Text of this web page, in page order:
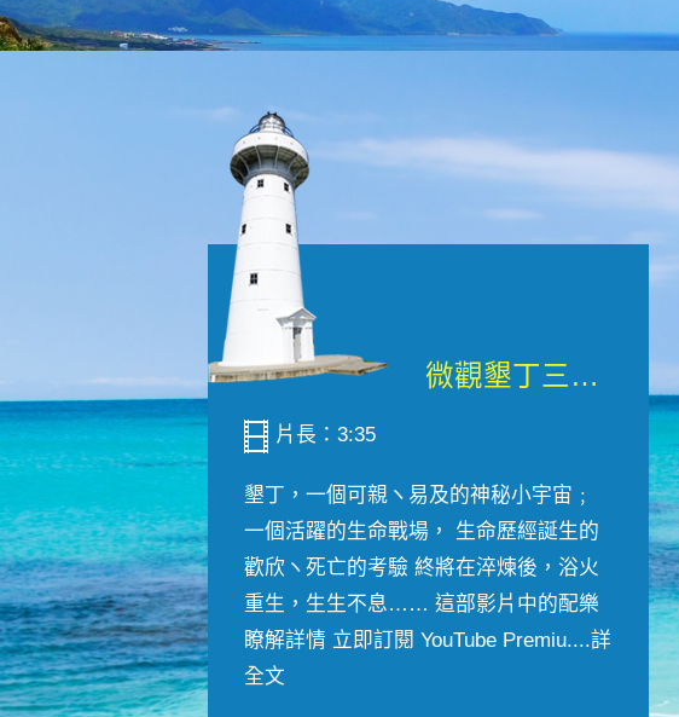
微觀墾丁三部曲 重生....
片長：3:35
墾丁，一個可親ヽ易及的神秘小宇宙﹔
一個活躍的生命戰場， 生命歷經誕生的
歡欣ヽ死亡的考驗 終將在淬煉後，浴火
重生，生生不息…… 這部影片中的配樂
瞭解詳情 立即訂閱 YouTube Premiu....詳
全文